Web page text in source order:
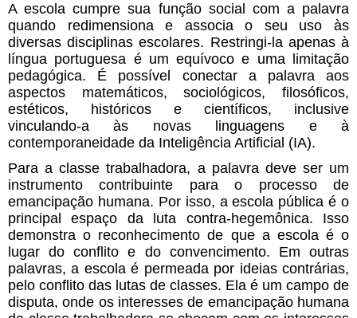
A escola cumpre sua função social com a palavra
quando redimensiona e associa o seu uso às
diversas disciplinas escolares. Restringi-la apenas à
língua portuguesa é um equívoco e uma limitação
pedagógica. É possível conectar a palavra aos
aspectos matemáticos, sociológicos, filosóficos,
estéticos, históricos e científicos, inclusive
vinculando-a às novas linguagens e à
contemporaneidade da Inteligência Artificial (IA).
Para a classe trabalhadora, a palavra deve ser um
instrumento contribuinte para o processo de
emancipação humana. Por isso, a escola pública é o
principal espaço da luta contra-hegemônica. Isso
demonstra o reconhecimento de que a escola é o
lugar do conflito e do convencimento. Em outras
palavras, a escola é permeada por ideias contrárias,
pelo conflito das lutas de classes. Ela é um campo de
disputa, onde os interesses de emancipação humana